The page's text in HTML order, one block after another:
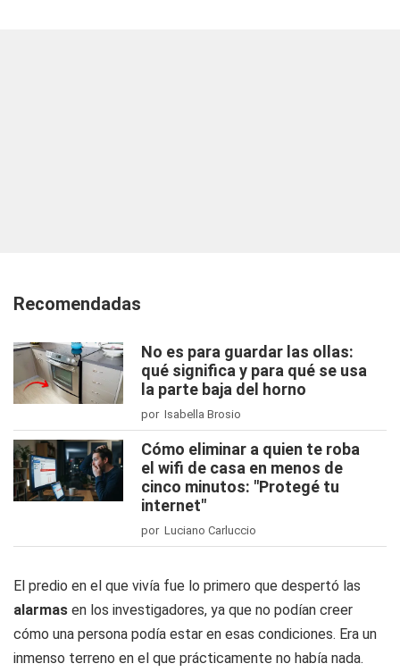
Recomendadas
No es para guardar las ollas:
qué significa y para qué se usa
la parte baja del horno
por Isabella Brosio
Cómo eliminar a quien te roba
el wifi de casa en menos de
cinco minutos: "Protegé tu
internet"
por Luciano Carluccio
El predio en el que vivía fue lo primero que despertó las
alarmas en los investigadores, ya que no podían creer
cómo una persona podía estar en esas condiciones. Era un
inmenso terreno en el que prácticamente no había nada.